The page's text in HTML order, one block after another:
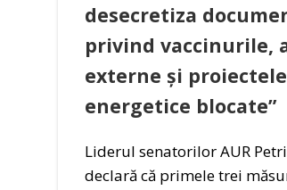
desecretiza
privind vaccinurile,
externe și proiectele
energetice blocate”
Liderul senatorilor AUR
declară că primele trei